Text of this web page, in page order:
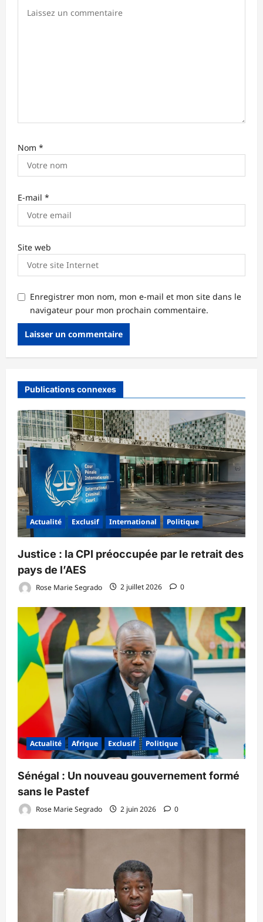
e
Nom *
E-mail *
Site web
Enregistrer mon nom, mon e-mail et mon site dans le
navigateur pour mon prochain commentaire.
Publications connexes
Actualité Exclusif International Politique
‎Justice : la CPI préoccupée par le retrait des
pays de l’AES ‎
Rose Marie Segrado 2 juillet 2026 0
Actualité Afrique Exclusif Politique
Sénégal : Un nouveau gouvernement formé
sans le Pastef
Rose Marie Segrado 2 juin 2026 0